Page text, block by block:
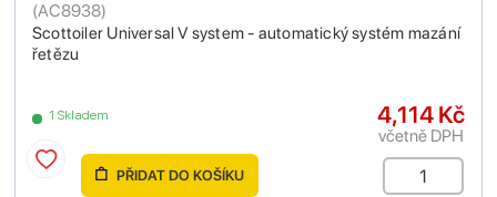
Scottoiler Universal V system - automatický systém mazání
řetězu
(AC8938)
1 Skladem 4,114 Kč
včetně DPH
PŘIDAT DO KOŠÍKU